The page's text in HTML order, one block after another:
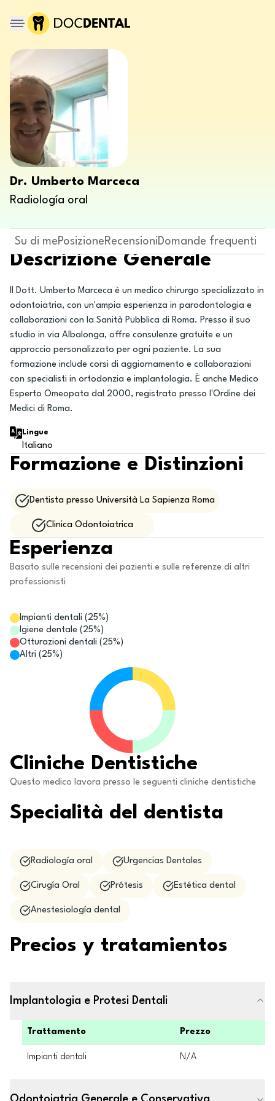
Dr. Umberto Marceca
Radiología oral
Su di mePosizioneRecensioniDomande frequenti
Descrizione Generale
Il Dott. Umberto Marceca è un medico chirurgo specializzato in
odontoiatria, con un'ampia esperienza in parodontologia e
collaborazioni con la Sanità Pubblica di Roma. Presso il suo
studio in via Albalonga, offre consulenze gratuite e un
approccio personalizzato per ogni paziente. La sua
formazione include corsi di aggiornamento e collaborazioni
con specialisti in ortodonzia e implantologia. È anche Medico
Esperto Omeopata dal 2000, registrato presso l'Ordine dei
Medici di Roma.
Lingue
Italiano
Formazione e Distinzioni
Dentista presso Università La Sapienza Roma
Clinica Odontoiatrica
Esperienza
Basato sulle recensioni dei pazienti e sulle referenze di altri
professionisti
Impianti dentali ( 25%)
Igiene dentale ( 25%)
Otturazioni dentali ( 25%)
Altri ( 25%)
Cliniche Dentistiche
Questo medico lavora presso le seguenti cliniche dentistiche
Specialità del dentista
Radiología oral Urgencias Dentales
Cirugía Oral Prótesis Estética dental
Anestesiología dental
Precios y tratamientos
Implantologia e Protesi Dentali
Trattamento Prezzo
Impianti dentali N/A